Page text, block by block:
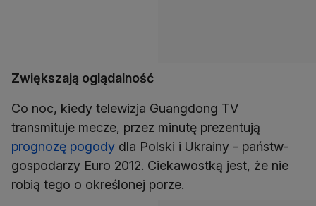
Zwiększają oglądalność
Co noc, kiedy telewizja Guangdong TV
transmituje mecze, przez minutę prezentują
prognozę pogody dla Polski i Ukrainy - państw-
gospodarzy Euro 2012. Ciekawostką jest, że nie
robią tego o określonej porze.